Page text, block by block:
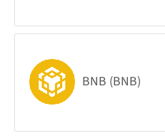
BNB (BNB)